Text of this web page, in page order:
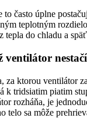
to často úplne
teplotným
tepla do chladu a
ventilátor nestačí
za ktorou ventilátor
k tridsiatim piatim
rozháňa, je
telo sa môže